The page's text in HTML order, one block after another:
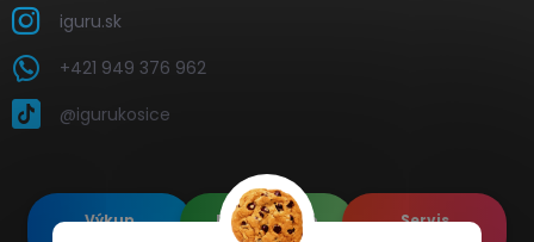
iguru.sk
+421 949 376 962
@igurukosice
Výkup
Renovované
Servis